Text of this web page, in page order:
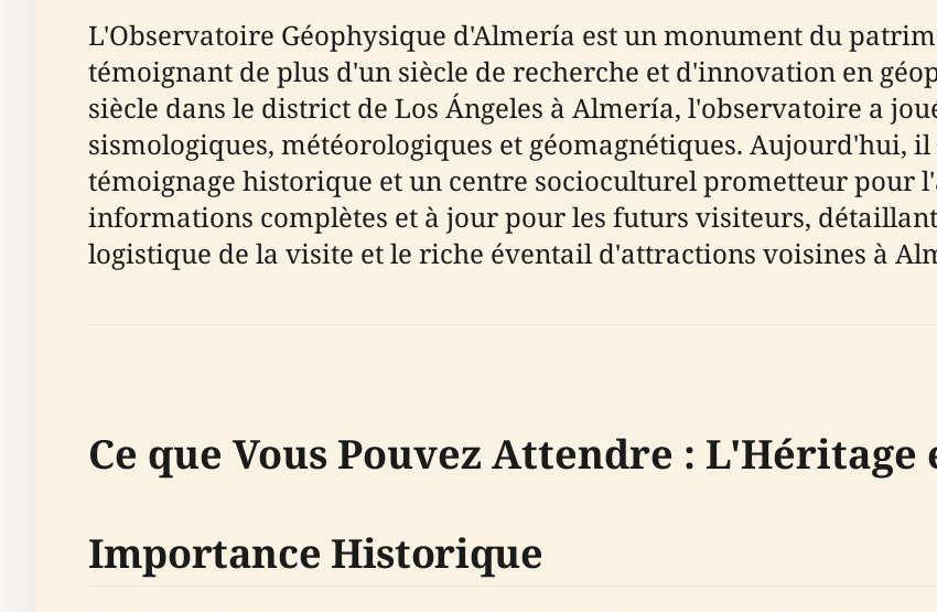
L'Observatoire Géophysique d'Almería est un monument du
témoignant de plus d'un siècle de recherche et d'innovation en
siècle dans le district de Los Ángeles à Almería, l'observatoire a
sismologiques, météorologiques et géomagnétiques. Aujourd'hui,
témoignage historique et un centre socioculturel prometteur pour
informations complètes et à jour pour les futurs visiteurs,
logistique de la visite et le riche éventail d'attractions voisines à
Ce que Vous Pouvez Attendre :
Importance Historique